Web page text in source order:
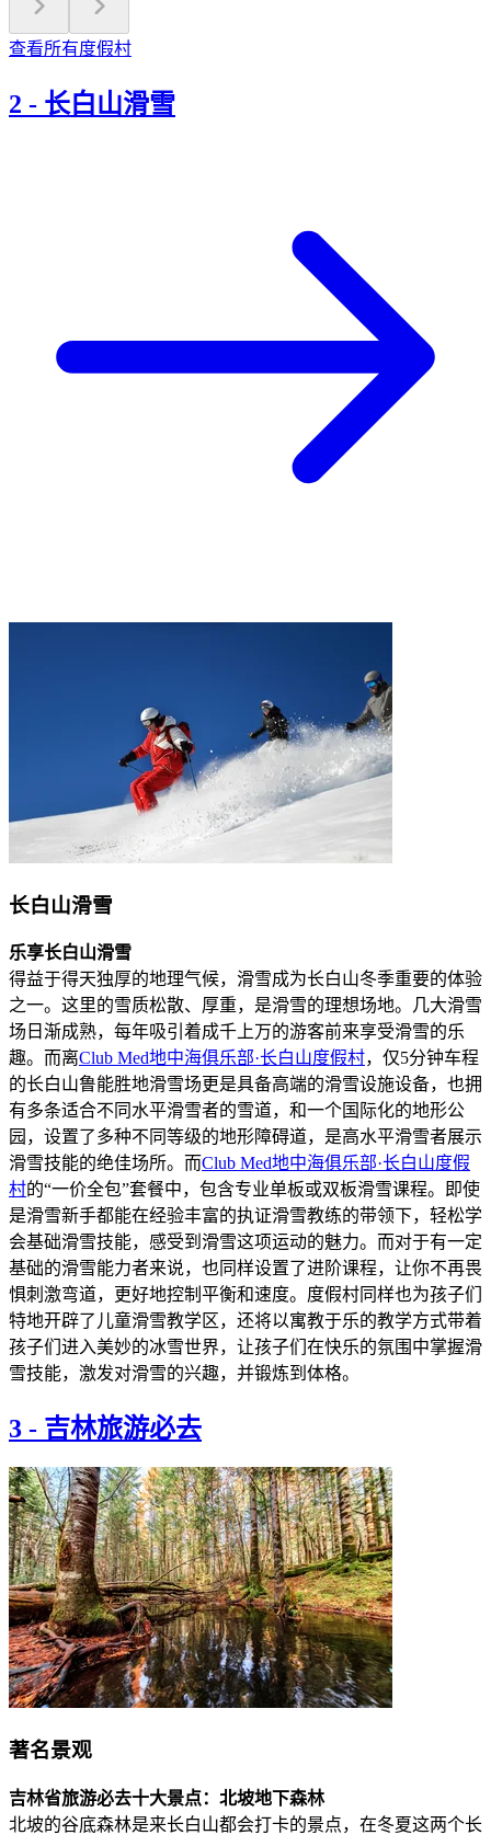
查看所有度假村
2 - 长白山滑雪
长白山滑雪
乐享长白山滑雪
得益于得天独厚的地理气候，滑雪成为长白山冬季重要的体验
之一。这里的雪质松散、厚重，是滑雪的理想场地。几大滑雪
场日渐成熟，每年吸引着成千上万的游客前来享受滑雪的乐
趣。而离Club Med地中海俱乐部·长白山度假村，仅5分钟车程
的长白山鲁能胜地滑雪场更是具备高端的滑雪设施设备，也拥
有多条适合不同水平滑雪者的雪道，和一个国际化的地形公
园，设置了多种不同等级的地形障碍道，是高水平滑雪者展示
滑雪技能的绝佳场所。而Club Med地中海俱乐部·长白山度假
村的“一价全包”套餐中，包含专业单板或双板滑雪课程。即使
是滑雪新手都能在经验丰富的执证滑雪教练的带领下，轻松学
会基础滑雪技能，感受到滑雪这项运动的魅力。而对于有一定
基础的滑雪能力者来说，也同样设置了进阶课程，让你不再畏
惧刺激弯道，更好地控制平衡和速度。度假村同样也为孩子们
特地开辟了儿童滑雪教学区，还将以寓教于乐的教学方式带着
孩子们进入美妙的冰雪世界，让孩子们在快乐的氛围中掌握滑
雪技能，激发对滑雪的兴趣，并锻炼到体格。
3 - 吉林旅游必去
著名景观
吉林省旅游必去十大景点：北坡地下森林
北坡的谷底森林是来长白山都会打卡的景点，在冬夏这两个长